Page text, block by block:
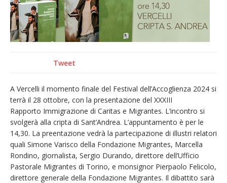
Tweet
A Vercelli il momento finale del Festival dell’Accoglienza 2024 si
terrà il 28 ottobre, con la presentazione del XXXIII
Rapporto Immigrazione di Caritas e Migrantes. L’incontro si
svolgerà alla cripta di Sant’Andrea. L’appuntamento è per le
14,30. La preentazione vedrà la partecipazione di illustri relatori
quali Simone Varisco della Fondazione Migrantes, Marcella
Rondino, giornalista, Sergio Durando, direttore dell’Ufficio
Pastorale Migrantes di Torino, e monsignor Pierpaolo Felicolo,
direttore generale della Fondazione Migrantes. Il dibattito sarà